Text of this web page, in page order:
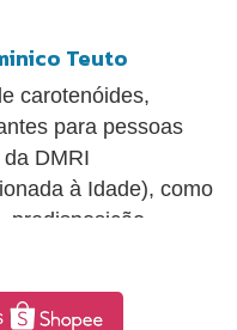
Teuto
carotenóides,
para pessoas
DMRI
à Idade), como
predisposição
entre outros.